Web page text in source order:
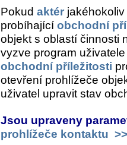
Pokud aktér
probíhající obchodní
objekt s oblastí činnosti
vyzve program
obchodní příležitosti
otevření prohlížeče
uživatel upravit stav
Jsou upraveny
prohlížeče kontaktu